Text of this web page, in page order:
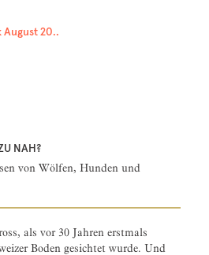
20..
NAH?
von Wölfen, Hunden und
als vor 30 Jahren erstmals
Boden gesichtet wurde. Und